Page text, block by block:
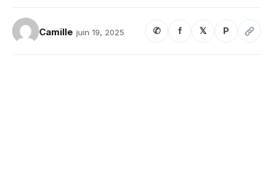
Camille juin 19, 2025 ✆ f 𝕏 P